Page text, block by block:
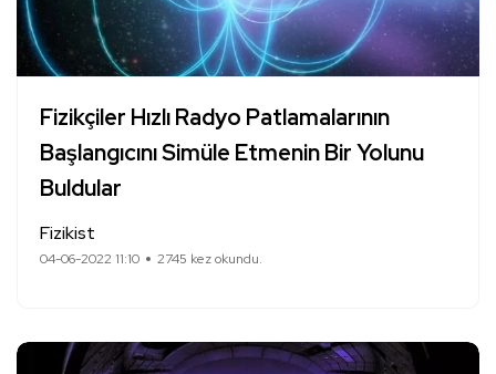
Fizikçiler Hızlı Radyo Patlamalarının
Başlangıcını Simüle Etmenin Bir Yolunu
Buldular
Fizikist
04-06-2022 11:10 2745 kez okundu.